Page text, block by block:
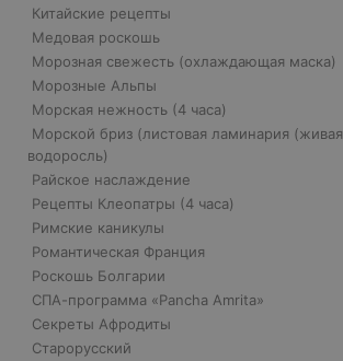
Китайские рецепты
Медовая роскошь
Морозная свежесть (охлаждающая маска)
Морозные Альпы
Морская нежность (4 часа)
Морской бриз (листовая ламинария (живая
водоросль)
Райское наслаждение
Рецепты Клеопатры (4 часа)
Римские каникулы
Романтическая Франция
Роскошь Болгарии
СПА-программа «Pancha Amrita»
Секреты Афродиты
Старорусский